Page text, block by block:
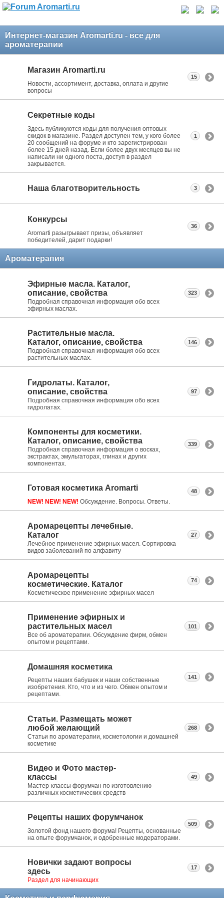
Интернет-магазин Aromarti.ru - все для
ароматерапии
Магазин Aromarti.ru
Новости, ассортимент, доставка, оплата и другие
вопросы
15
Секретные коды
Здесь публикуются коды для получения оптовых
скидок в магазине. Раздел доступен тем, у кого более
20 сообщений на форуме и кто зарегистрирован
более 15 дней назад. Если более двух месяцев вы не
написали ни одного поста, доступ в раздел
закрывается.
1
Наша благотворительность 3
Конкурсы
Aromarti разыгрывает призы, объявляет
победителей, дарит подарки!
36
Ароматерапия
Эфирные масла. Каталог,
описание, свойства
Подробная справочная информация обо всех
эфирных маслах.
323
Растительные масла.
Каталог, описание, свойства
Подробная справочная информация обо всех
растительных маслах.
146
Гидролаты. Каталог,
описание, свойства
Подробная справочная информация обо всех
гидролатах.
97
Компоненты для косметики.
Каталог, описание, свойства
Подробная справочная информация о восках,
экстрактах, эмульгаторах, глинах и других
компонентах.
339
Готовая косметика Aromarti
NEW! NEW! NEW! Обсуждение. Вопросы. Ответы.
48
Аромарецепты лечебные.
Каталог
Лечебное применение эфирных масел. Сортировка
видов заболеваний по алфавиту
27
Аромарецепты
косметические. Каталог
Косметическое применение эфирных масел
74
Применение эфирных и
растительных масел
Все об ароматерапии. Обсуждение фирм, обмен
опытом и рецептами.
101
Домашняя косметика
Рецепты наших бабушек и наши собственные
изобретения. Кто, что и из чего. Обмен опытом и
рецептами.
141
Статьи. Размещать может
любой желающий
Статьи по ароматерапии, косметологии и домашней
косметике
268
Видео и Фото мастер-
классы
Мастер-классы форумчан по изготовлению
различных косметических средств
49
Рецепты наших форумчанок
Золотой фонд нашего форума! Рецепты, основанные
на опыте форумчанок, и одобренные модераторами.
509
Новички задают вопросы
здесь
Раздел для начинающих
17